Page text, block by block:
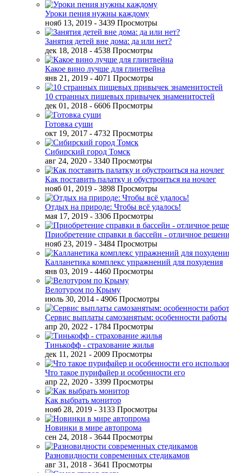
Уроки пения нужны каждому
нояб 13, 2019 - 3439 Просмотры
Занятия детей вне дома: да или нет?
дек 18, 2018 - 4538 Просмотры
Какое вино лучше для глинтвейна
янв 21, 2019 - 4071 Просмотры
10 странных пищевых привычек знаменитостей
дек 01, 2018 - 6606 Просмотры
Готовка суши
окт 19, 2017 - 4732 Просмотры
Сибирский город Томск
авг 24, 2020 - 3340 Просмотры
Как поставить палатку и обустроиться на ночлег
нояб 01, 2019 - 3898 Просмотры
Отдых на природе: Чтобы всё удалось!
мая 17, 2019 - 3306 Просмотры
Приобретение справки в бассейн - отличное
нояб 23, 2019 - 3484 Просмотры
Калланетика комплекс упражнений для похудения
янв 03, 2019 - 4460 Просмотры
Велотуром по Крыму
июль 30, 2014 - 4906 Просмотры
Сервис выплаты самозанятым: особенности работы
апр 20, 2022 - 1784 Просмотры
Тинькофф - страхование жилья
дек 11, 2021 - 2009 Просмотры
Что такое пурифайер и особенности его
апр 22, 2020 - 3399 Просмотры
Как выбрать монитор
нояб 28, 2019 - 3133 Просмотры
Новинки в мире автопрома
сен 24, 2018 - 3644 Просмотры
Разновидности современных стедикамов
авг 31, 2018 - 3641 Просмотры